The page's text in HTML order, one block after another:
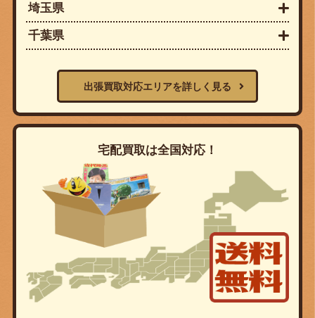
埼玉県
千葉県
出張買取対応エリアを詳しく見る
宅配買取は全国対応！